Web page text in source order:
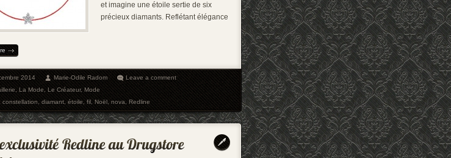
et imagine une étoile sertie de six
précieux diamants. Reflétant élégance
2014 Marie-Odile Radom
Leave a comment
,La Mode,Le Créateur,Mode
constellation,diamant,étoile,fil,Noël,nova,Redline